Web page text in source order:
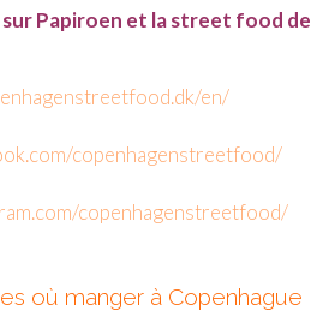
sur Papiroen et la street food de
en/
copenhagenstreetfood/
copenhagenstreetfood/
où manger à Copenhague